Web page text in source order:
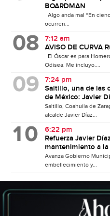
BOARDMAN
Algo anda mal “En
ocurren...
7:12 am
AVISO DE CURVA
El Óscar es para
Odisea. Me incluyo....
7:24 pm
Saltillo, una de las
de México: Javier
Saltillo, Coahuila de
alcalde Javier Díaz...
6:22 pm
Refuerza Javier
mantenimiento a
Avanza Gobierno
embellecimiento y...